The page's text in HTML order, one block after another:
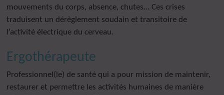
mouvements du corps, absence, chutes… Ces crises
traduisent un dérèglement soudain et transitoire de
l’activité électrique du cerveau.
Ergothérapeute
Professionnel(le) de santé qui a pour mission de maintenir,
restaurer et permettre les activités humaines de manière